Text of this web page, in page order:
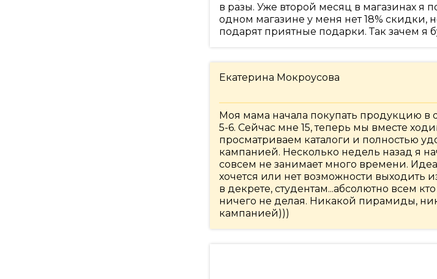
в разы. Уже второй месяц в магазинах я
одном магазине у меня нет 18% скидки,
подарят приятные подарки. Так зачем я
Екатерина Мокроусова
Моя мама начала покупать продукцию в
5-6. Сейчас мне 15, теперь мы вместе
просматриваем каталоги и полностью
кампанией. Несколько недель назад я
совсем не занимает много времени.
хочется или нет возможности выходить
в декрете, студентам...абсолютно всем
ничего не делая. Никакой пирамиды,
кампанией)))